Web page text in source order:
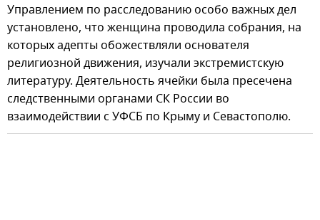
Управлением по расследованию особо важных дел
установлено, что женщина проводила собрания, на
которых адепты обожествляли основателя
религиозной движения, изучали экстремистскую
литературу. Деятельность ячейки была пресечена
следственными органами СК России во
взаимодействии с УФСБ по Крыму и Севастополю.